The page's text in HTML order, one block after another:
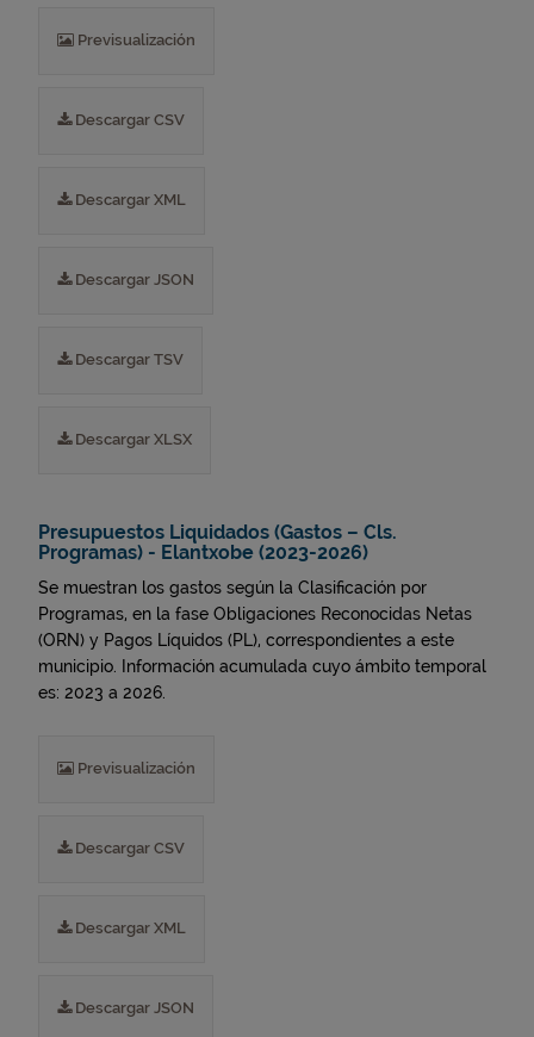
Previsualización
Descargar CSV
Descargar XML
Descargar JSON
Descargar TSV
Descargar XLSX
Presupuestos Liquidados (Gastos – Cls.
Programas) - Elantxobe (2023-2026)
Se muestran los gastos según la Clasificación por
Programas, en la fase Obligaciones Reconocidas Netas
(ORN) y Pagos Líquidos (PL), correspondientes a este
municipio. Información acumulada cuyo ámbito temporal
es: 2023 a 2026.
Previsualización
Descargar CSV
Descargar XML
Descargar JSON